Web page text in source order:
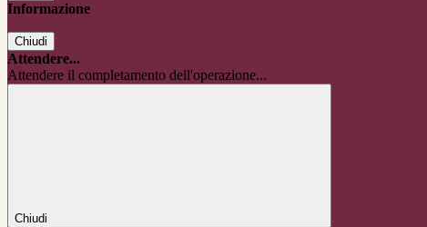
Informazione
Chiudi
Attendere...
Attendere il completamento dell'operazione...
Chiudi